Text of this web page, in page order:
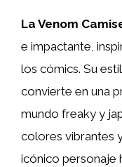
La Venom
e impactante,
los cómics. Su
convierte en una
mundo freaky y
colores vibrantes
icónico personaje